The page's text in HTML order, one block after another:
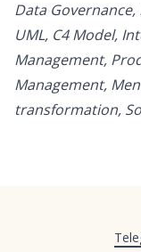
Data Governance,
UML, C4 Model,
Management,
Management,
transformation,